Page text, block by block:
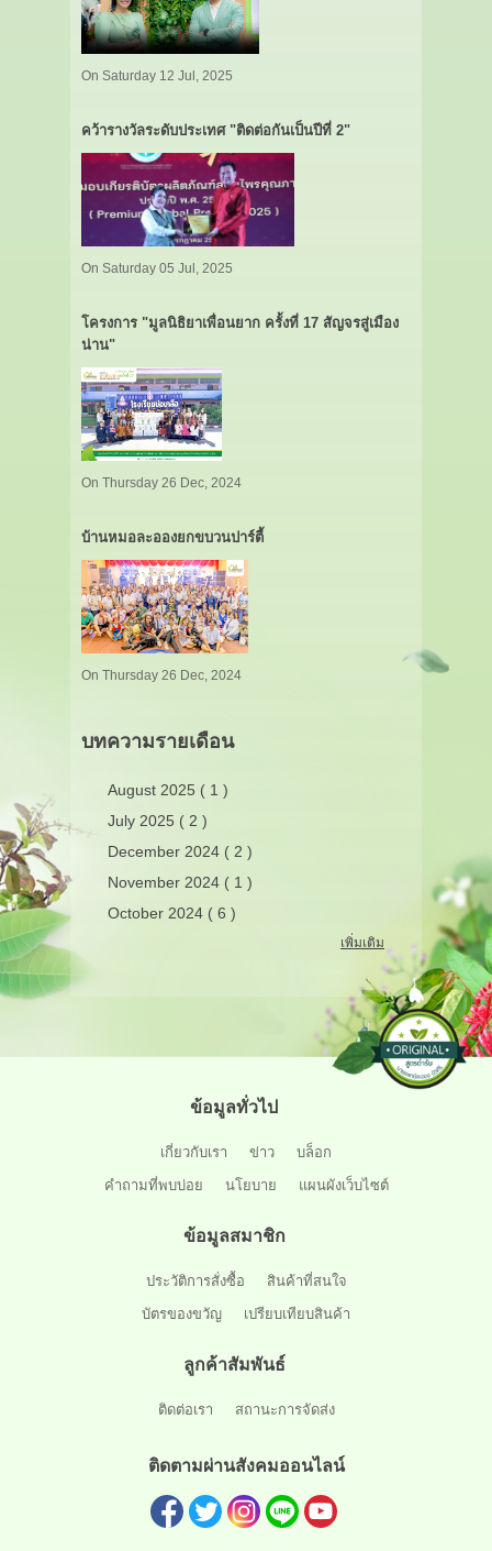
On Saturday 12 Jul, 2025
คว้ารางวัลระดับประเทศ "ติดต่อกันเป็นปีที่ 2"
On Saturday 05 Jul, 2025
โครงการ "มูลนิธิยาเพื่อนยาก ครั้งที่ 17 สัญจรสู่เมือง
น่าน"
On Thursday 26 Dec, 2024
บ้านหมอละอองยกขบวนปาร์ตี้
On Thursday 26 Dec, 2024
บทความรายเดือน
August 2025 ( 1 )
July 2025 ( 2 )
December 2024 ( 2 )
November 2024 ( 1 )
October 2024 ( 6 )
เพิ่มเติม
ข้อมูลทั่วไป
เกี่ยวกับเรา ข่าว
บล็อก
คำถามที่พบบ่อย
นโยบาย แผนผังเว็บไซต์
ข้อมูลสมาชิก
ประวัติการสั่งซื้อ
สินค้าที่สนใจ
บัตรของขวัญ
เปรียบเทียบสินค้า
ลูกค้าสัมพันธ์
ติดต่อเรา สถานะการจัดส่ง
ติดตามผ่านสังคมออนไลน์